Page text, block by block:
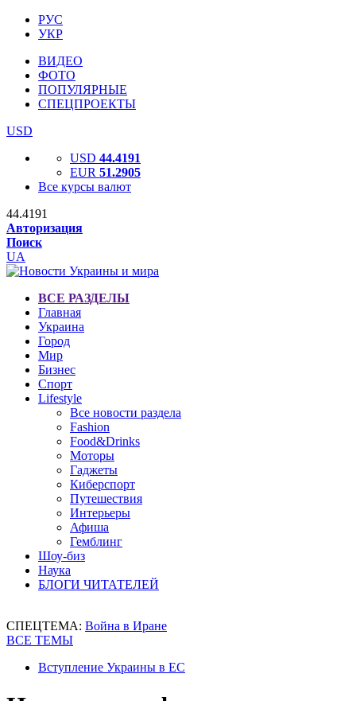
РУС
УКР
ВИДЕО
ФОТО
ПОПУЛЯРНЫЕ
СПЕЦПРОЕКТЫ
USD
USD 44.4191
EUR 51.2905
Все курсы валют
44.4191
Авторизация
Поиск
UA
ВСЕ РАЗДЕЛЫ
Главная
Украина
Город
Мир
Бизнес
Спорт
Lifestyle
Все новости раздела
Fashion
Food&Drinks
Моторы
Гаджеты
Киберспорт
Путешествия
Интерьеры
Афиша
Гемблинг
Шоу-биз
Наука
БЛОГИ ЧИТАТЕЛЕЙ
СПЕЦТЕМА: Война в Иране
ВСЕ ТЕМЫ
Вступление Украины в ЕС